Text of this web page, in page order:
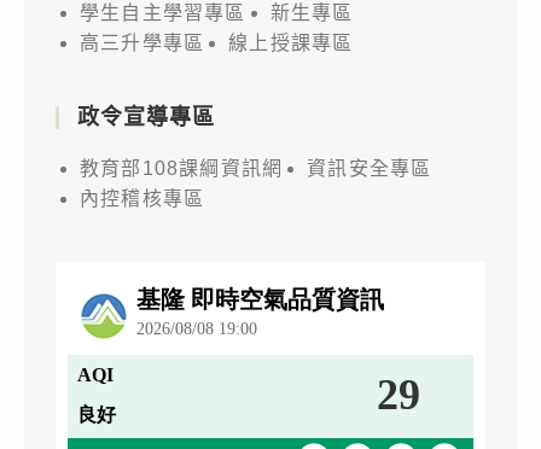
學生自主學習專區
新生專區
高三升學專區
線上授課專區
政令宣導專區
教育部108課綱資訊網
資訊安全專區
內控稽核專區